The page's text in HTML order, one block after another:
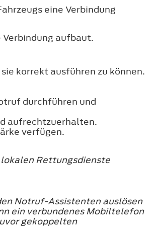
eine Verbindung
aufbaut.
korrekt ausführen zu können.
durchführen und
aufrechtzuerhalten.
verfügen.
Rettungsdienste
Notruf-Assistenten auslösen
ein verbundenes Mobiltelefon
gekoppelten